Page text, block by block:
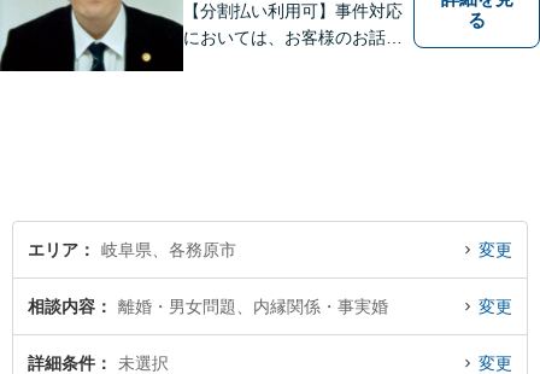
【分割払い利用可】事件対応
においては、お客様のお話を
る
エリア 岐阜県、各務原市 変更
相談内容 離婚・男女問題、内縁関係・事実婚 変更
詳細条件 未選択 変更